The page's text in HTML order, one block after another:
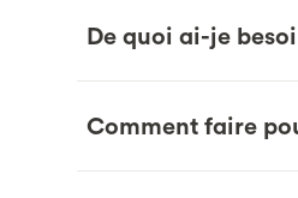
De quoi ai-je
Comment faire